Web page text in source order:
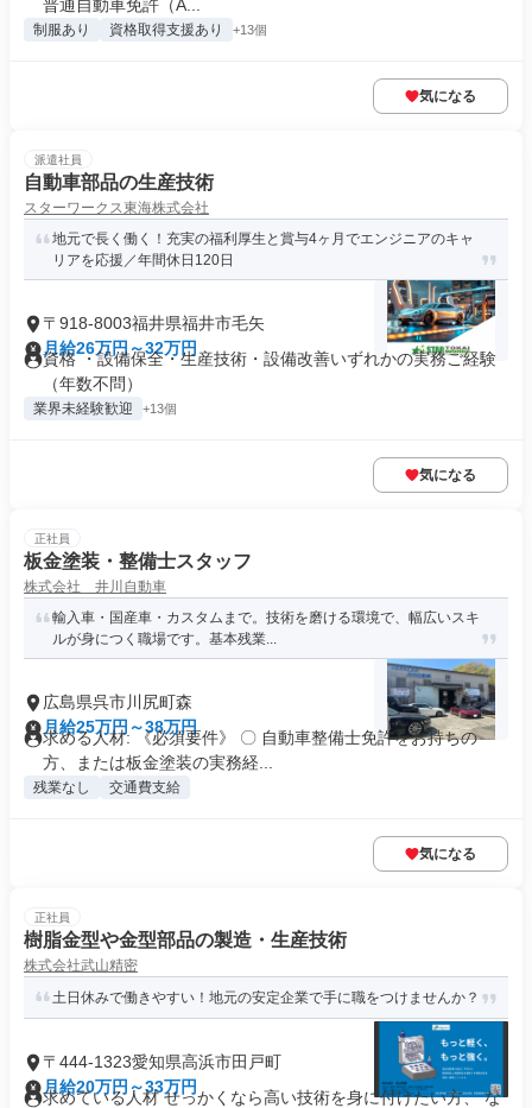
普通自動車免許（A...
制服あり 資格取得支援あり +13個
気になる
派遣社員
自動車部品の生産技術
スターワークス東海株式会社
地元で長く働く！充実の福利厚生と賞与4ヶ月でエンジニアのキャ
リアを応援／年間休日120日
〒918-8003福井県福井市毛矢
月給26万円～32万円
資格 ・設備保全・生産技術・設備改善いずれかの実務ご経験
（年数不問）
業界未経験歓迎 +13個
気になる
正社員
板金塗装・整備士スタッフ
株式会社 井川自動車
輸入車・国産車・カスタムまで。技術を磨ける環境で、幅広いスキ
ルが身につく職場です。基本残業...
広島県呉市川尻町森
月給25万円～38万円
求める人材: 《必須要件》 〇 自動車整備士免許をお持ちの
方、または板金塗装の実務経...
残業なし 交通費支給
気になる
正社員
樹脂金型や金型部品の製造・生産技術
株式会社武山精密
土日休みで働きやすい！地元の安定企業で手に職をつけませんか？
〒444-1323愛知県高浜市田戸町
月給20万円～33万円
求めている人材 せっかくなら高い技術を身に付けたい方、 な